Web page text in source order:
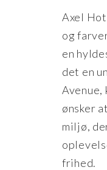
Axel
og
en
det en
ønsker
miljø,
frihed.